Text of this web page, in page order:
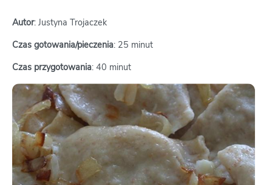
Autor: Justyna Trojaczek
Czas gotowania/pieczenia: 25 minut
Czas przygotowania: 40 minut